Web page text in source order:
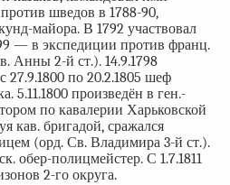
шведов в 1788-90,
майора. В 1792 участвовал
— в экспедиции против франц.
Анны 2-й ст.). 14.9.1798
27.9.1800 по 20.2.1805 шеф
5.11.1800 произведён в ген.-
по кавалерии Харьковской
кав. бригадой, сражался
(орд. Св. Владимира 3-й ст.).
обер-полицмейстер. С 1.7.1811
2-го округа.